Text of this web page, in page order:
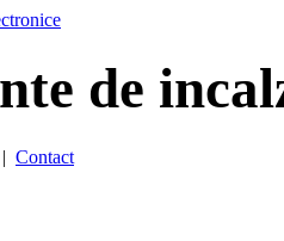
de
| Contact